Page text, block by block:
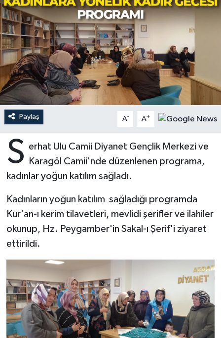
Paylaş A- A+
S erhat Ulu Camii Diyanet Gençlik Merkezi ve
Karagöl Camii'nde düzenlenen programa,
kadınlar yoğun katılım sağladı.
Kadınların yoğun katılım sağladığı programda
Kur'an-ı kerim tilavetleri, mevlidi şerifler ve ilahiler
okunup, Hz. Peygamber'in Sakal-ı Şerif'i ziyaret
ettirildi.
Ardahan Müftülüğü
Artvin Müftülüğü
Aydın Müftülüğü
Balıkesir Müftülüğü
Bartın Müftülüğü
Batman Müftülüğü
Bayburt Müftülüğü
Bilecik Müftülüğü
Bingöl Müftülüğü
Bitlis Müftülüğü
Burdur Müftülüğü
Bursa Müftülüğü
Kudüs
Kurban
Mukabele
Peygamberimizin Hayatı
Ramazan
Sahabeler
Zekat
Hutbeler
DİYANET AKADEMİ
DİYANET GENÇLİK
DİYANET RADYO/TV
DEPREM
Dünya
Eğitim
Kültür-Sanat
Aile
Sağlık
Ekonomi
Duyurular